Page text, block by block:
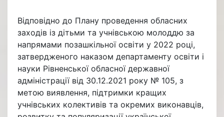
Відповідно до Плану проведення обласних
заходів із дітьми та учнівською молоддю за
напрямами позашкільної освіти у 2022 році,
затвердженого наказом департаменту освіти і
науки Рівненської обласної державної
адміністрації від 30.12.2021 року № 105, з
метою виявлення, підтримки кращих
учнівських колективів та окремих виконавців,